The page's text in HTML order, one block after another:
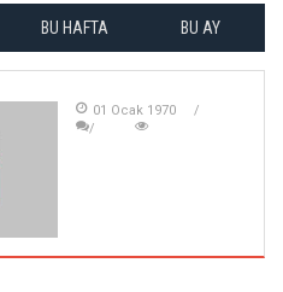
BU HAFTA BU AY
01 Ocak 1970